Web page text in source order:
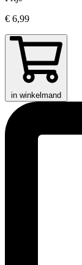
€ 6,99
in winkelmand